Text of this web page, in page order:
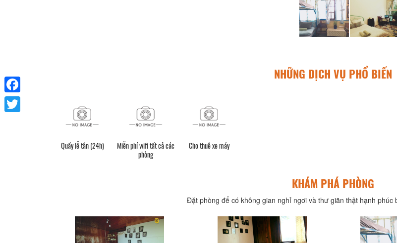
NHỮNG DỊCH VỤ PHỔ BIẾN
Quầy lễ tân (24h)
Miễn phí wifi tất cả các
phòng
Cho thuê xe máy
KHÁM PHÁ PHÒNG
Đặt phòng để có không gian nghỉ ngơi và thư giãn thật hạnh phúc
Facebook